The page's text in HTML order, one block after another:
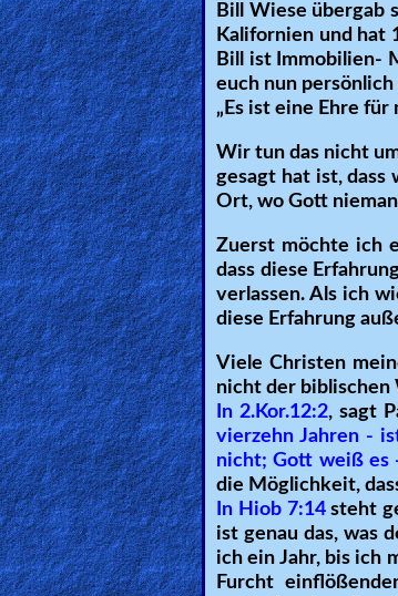
Prayer
Bible/Study
Jesus
Warfare
Revelations
Testimonies
Evangelism
Bill Wiese übergab
Kalifornien und hat
Bill ist Immobilien-
euch nun
„Es ist eine Ehre
Wir tun das nicht
gesagt hat ist, dass
Ort, wo Gott
Zuerst möchte ich
dass diese
verlassen. Als ich
diese Erfahrung
Viele Christen
nicht der biblischen
In 2.Kor.12:2, sagt
vierzehn Jahren -
nicht; Gott weiß es
die Möglichkeit,
In Hiob 7:14steht
ist genau das, was
ich ein Jahr, bis ich
Furcht